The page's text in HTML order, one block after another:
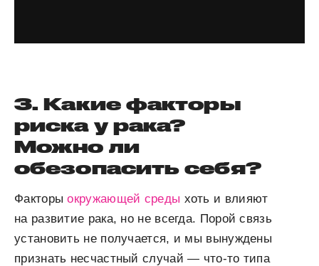
3. Какие факторы
риска у рака?
Можно ли
обезопасить себя?
Факторыокружающей среды хоть и влияют
на развитие рака, но не всегда. Порой связь
установить не получается, и мы вынуждены
признать несчастный случай — что-то типа